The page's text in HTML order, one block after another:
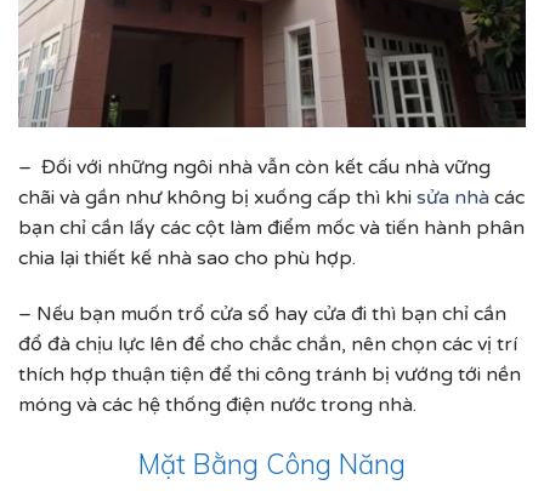
– Đối với những ngôi nhà vẫn còn kết cấu nhà vững
chãi và gần như không bị xuống cấp thì khi sửa nhà các
bạn chỉ cần lấy các cột làm điểm mốc và tiến hành phân
chia lại thiết kế nhà sao cho phù hợp.
– Nếu bạn muốn trổ cửa sổ hay cửa đi thì bạn chỉ cần
đổ đà chịu lực lên để cho chắc chắn, nên chọn các vị trí
thích hợp thuận tiện để thi công tránh bị vướng tới nền
móng và các hệ thống điện nước trong nhà.
Mặt Bằng Công Năng